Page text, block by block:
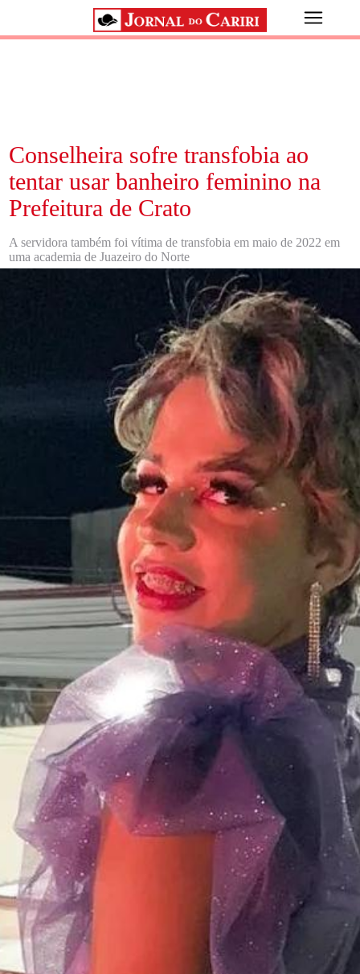
Conselheira sofre transfobia ao
tentar usar banheiro feminino na
Prefeitura de Crato
A servidora também foi vítima de transfobia em maio de 2022 em
uma academia de Juazeiro do Norte